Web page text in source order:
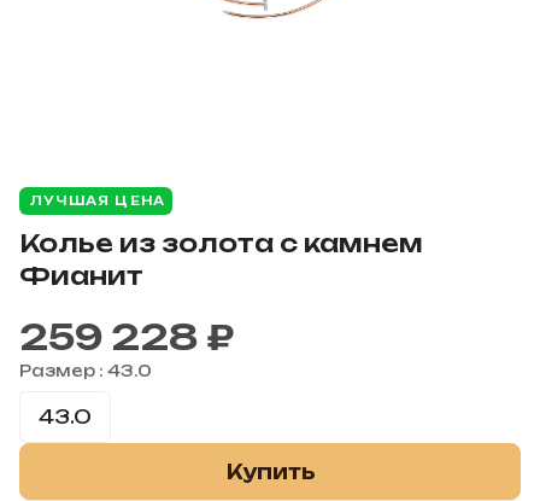
ЛУЧШАЯ ЦЕНА
Колье из золота с камнем
Фианит
259 228 ₽
Размер : 43.0
43.0
Купить